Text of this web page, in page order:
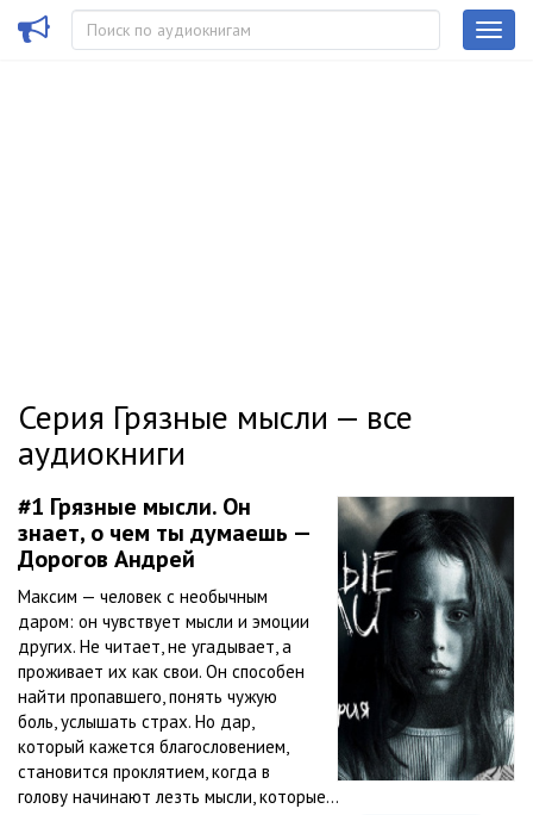
Серия Грязные мысли — все
аудиокниги
#1 Грязные мысли. Он
знает, о чем ты думаешь —
Дорогов Андрей
Максим — человек с необычным
даром: он чувствует мысли и эмоции
других. Не читает, не угадывает, а
проживает их как свои. Он способен
найти пропавшего, понять чужую
боль, услышать страх. Но дар,
который кажется благословением,
становится проклятием, когда в
голову начинают лезть мысли, которые...